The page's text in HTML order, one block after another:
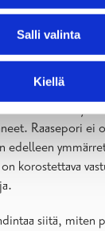
Salli valinta
Kiellä
olemme
kaupunginjohtaja
menee,
Raasepori ei
edelleen
korostettava
siitä, miten